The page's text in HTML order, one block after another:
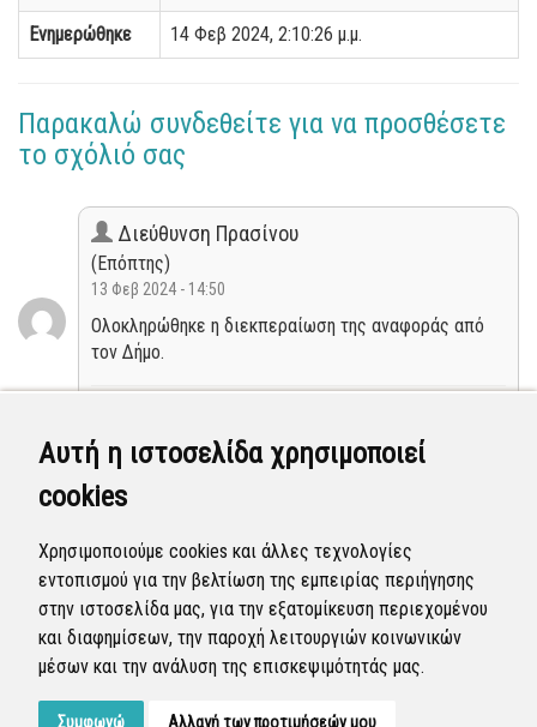
Αυτή η ιστοσελίδα χρησιμοποιεί
cookies
Χρησιμοποιούμε cookies και άλλες τεχνολογίες
εντοπισμού για την βελτίωση της εμπειρίας περιήγησης
στην ιστοσελίδα μας, για την εξατομίκευση περιεχομένου
και διαφημίσεων, την παροχή λειτουργιών κοινωνικών
μέσων και την ανάλυση της επισκεψιμότητάς μας.
Συμφωνώ Αλλαγή των προτιμήσεών μου
Ενημερώθηκε 14 Φεβ 2024, 2:10:26 μ.μ.
Παρακαλώ συνδεθείτε για να προσθέσετε
το σχόλιό σας
Διεύθυνση Πρασίνου
(Επόπτης)
13 Φεβ 2024 - 14:50
Ολοκληρώθηκε η διεκπεραίωση της αναφοράς από
τον Δήμο.
(Επόπτης)
23 Νοε 2023 - 13:57
Η αναφορά προγραμματίστηκε να επιλυθεί. (αρ.
εσωτ. χρέωσης 1819/23.11.2023)
Προγραμματισμένη